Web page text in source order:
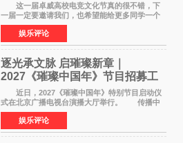
这一届卓威高校电竞文化节真的很不错，下
一届一定要邀请我们，也希望能给更多同学一个
来到现场的机会。 2026卓威高校电竞文化节
已经落下帷幕，在活动结束后，仍有不少高校电
竞社负责人和现
娱乐评论
逐光承文脉 启璀璨新章｜
2027《璀璨中国年》节目招募工
作圆满启动
近日，2027《璀璨中国年》特别节目启动仪
式在北京广播电视台演播大厅举行。 传播中
华优秀传统文化，弘扬纯正国风艺术，打造高规
格、高质感、正能量的文艺盛典，是璀璨中国年
矢志不渝的初心
娱乐评论